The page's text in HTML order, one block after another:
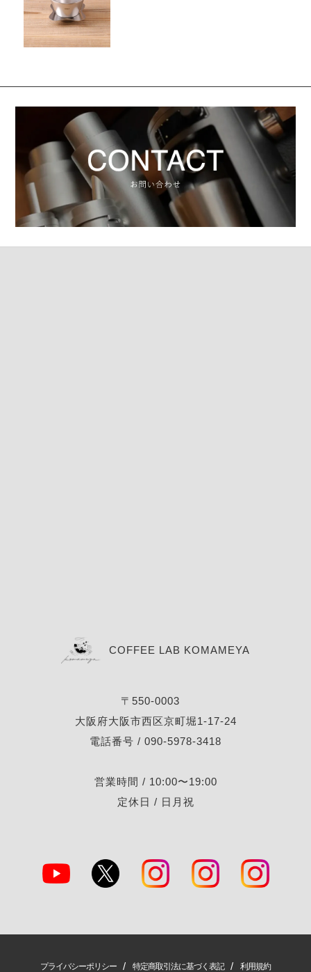
COFFEE LAB KOMAMEYA
〒550-0003
大阪府大阪市西区京町堀1-17-24
電話番号 / 090-5978-3418
営業時間 / 10:00〜19:00
定休日 / 日月祝
プライバシーポリシー / 特定商取引法に基づく表記 / 利用規約